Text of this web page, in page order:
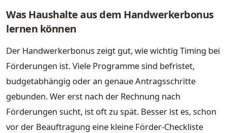
Was Haushalte aus dem Handwerkerbonus
lernen können
Der Handwerkerbonus zeigt gut, wie wichtig Timing bei
Förderungen ist. Viele Programme sind befristet,
budgetabhängig oder an genaue Antragsschritte
gebunden. Wer erst nach der Rechnung nach
Förderungen sucht, ist oft zu spät. Besser ist es, schon
vor der Beauftragung eine kleine Förder-Checkliste